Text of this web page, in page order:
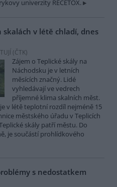
univerzity RECETOX.
skalách v létě chladí, dnes
(ČTK)
Zájem o Teplické skály na
Náchodsku je v letních
měsících značný. Lidé
vyhledávají ve vedrech
příjemné klima skalních měst.
v létě teplotní rozdíl nejméně 15
městského úřadu v Teplicích
skály patří městu. Do
je součástí prohlídkového
s nedostatkem